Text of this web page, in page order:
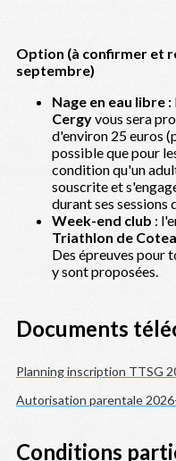
Option (à confirmer et
septembre)
Nage en eau libre :
Cergyvous sera
d'environ 25 euros
possible que pour
condition qu'un
souscrite et
durant ses sessions
Week-end club :
Triathlon de
Des épreuves pour
y sont proposées.
Documents
Planning inscription TTSG
Autorisation parentale
Conditions